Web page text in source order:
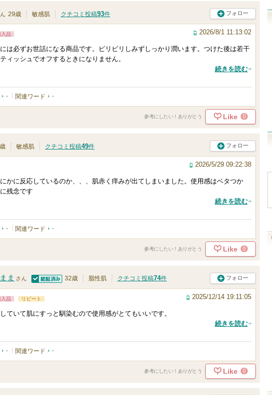
29歳 敏感肌 クチコミ投稿93件 フォロー
入品 2026/8/1 11:13:02
は必ずお世話になる商品です。ピリピリしみずしっかり潤います。つけた後は若干
ィッシュでオフするときになりません。
続きを読む
- 関連ワード -
参考にしたい！ありがとう Like 0
敏感肌 クチコミ投稿49件 フォロー
2026/5/29 09:22:38
かに反応しているのか、、、肌赤く痒みが出てしまいました。使用感はベタつか
残念です
続きを読む
- 関連ワード -
参考にしたい！ありがとう Like 0
ま さん 32歳 脂性肌 クチコミ投稿74件 フォロー
入品 リピート 2025/12/14 19:11:05
ていて肌にすっと馴染むので使用感がとてもいいです。
続きを読む
- 関連ワード -
参考にしたい！ありがとう Like 0